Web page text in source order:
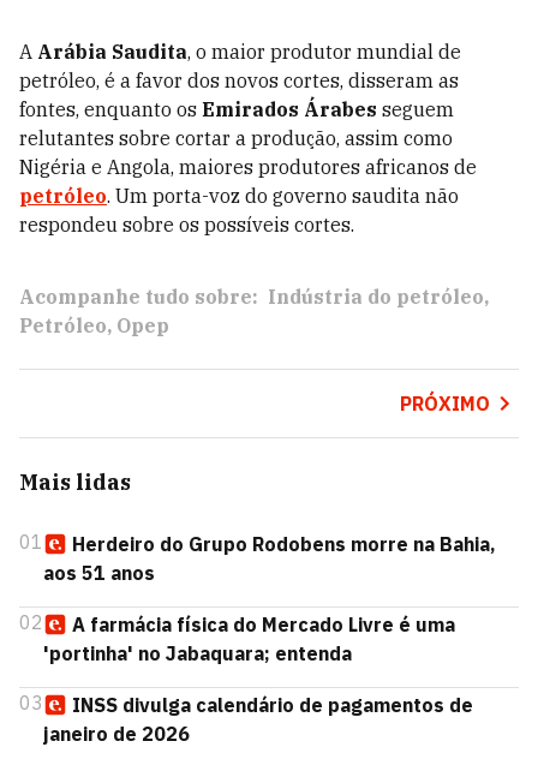
A Arábia Saudita, o maior produtor mundial de
petróleo, é a favor dos novos cortes, disseram as
fontes, enquanto os Emirados Árabes seguem
relutantes sobre cortar a produção, assim como
Nigéria e Angola, maiores produtores africanos de
petróleo. Um porta-voz do governo saudita não
respondeu sobre os possíveis cortes.
Acompanhe tudo sobre: Indústria do petróleo
Petróleo Opep
PRÓXIMO
Mais lidas
01
Herdeiro do Grupo Rodobens morre na Bahia,
aos 51 anos
02
A farmácia física do Mercado Livre é uma
'portinha' no Jabaquara; entenda
03
INSS divulga calendário de pagamentos de
janeiro de 2026